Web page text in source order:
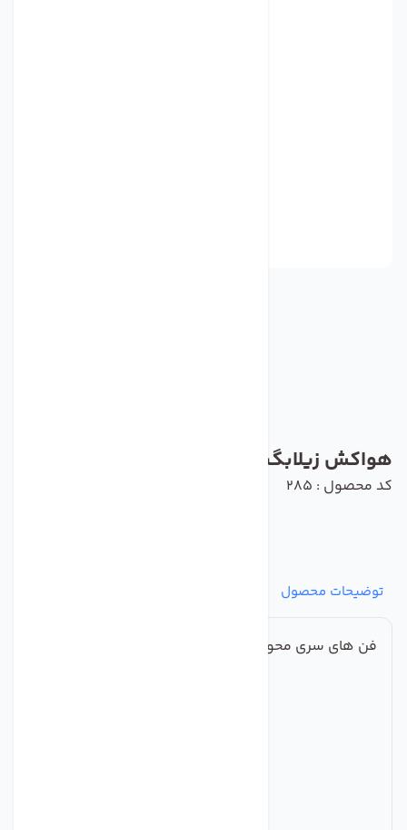
هواکش زیلابگ مدل YWF6E-630B-137/70
کد محصول : 285
توضیحات محصول
فن های سری محوری فولادی